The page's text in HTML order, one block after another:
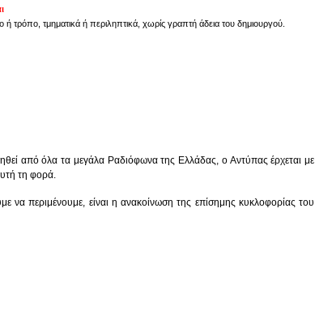
τμηματικά ή περιληπτικά, χωρίς γραπτή άδεια του δημιουργού.
από όλα τα μεγάλα Ραδιόφωνα της Ελλάδας, ο Αντύπας έρχεται με
τη φορά.
να περιμένουμε, είναι η ανακοίνωση της επίσημης κυκλοφορίας του